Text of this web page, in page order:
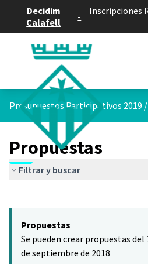
Decidim
Calafell
-
Inscripciones
Presupuestos Participativos 2019 /
Propuestas
Filtrar y buscar
−
Propuestas
Se pueden crear propuestas
de septiembre de 2018